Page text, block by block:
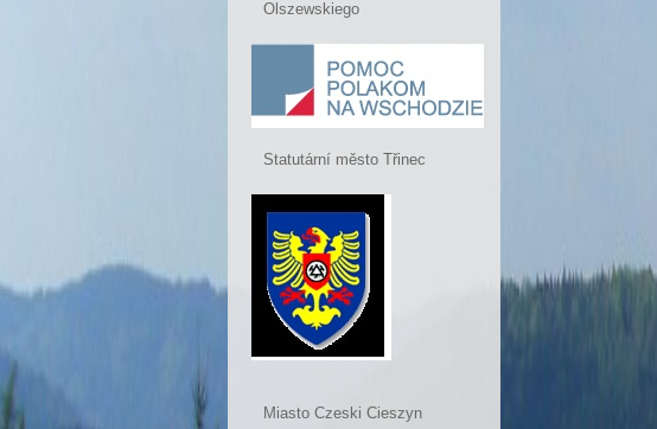
Olszewskiego
Statutární město Třinec
Miasto Czeski Cieszyn